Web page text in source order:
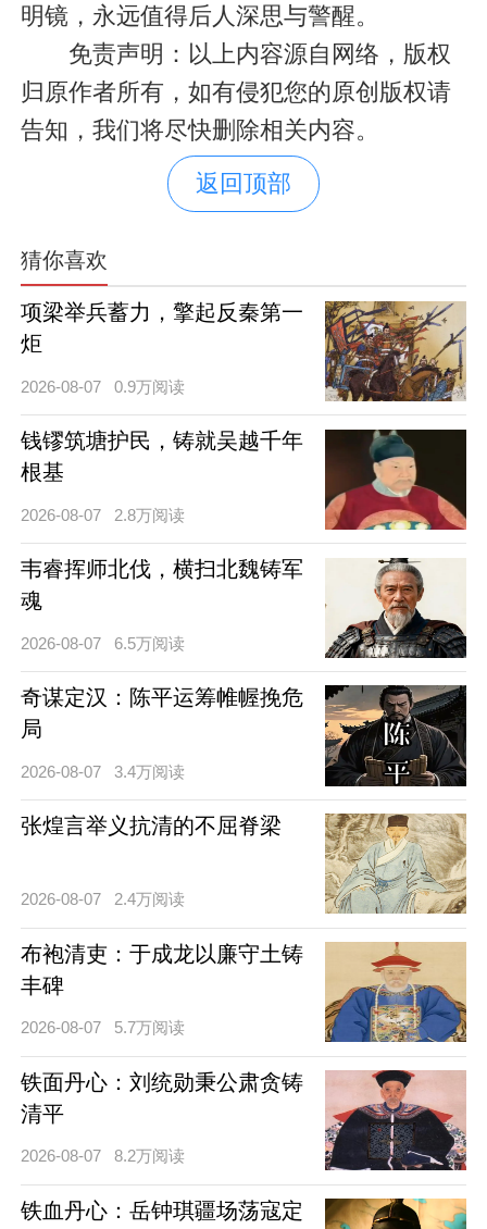
明镜，永远值得后人深思与警醒。
免责声明：以上内容源自网络，版权
归原作者所有，如有侵犯您的原创版权请
告知，我们将尽快删除相关内容。
返回顶部
猜你喜欢
项梁举兵蓄力，擎起反秦第一
炬
2026-08-07 0.9万阅读
钱镠筑塘护民，铸就吴越千年
根基
2026-08-07 2.8万阅读
韦睿挥师北伐，横扫北魏铸军
魂
2026-08-07 6.5万阅读
奇谋定汉：陈平运筹帷幄挽危
局
2026-08-07 3.4万阅读
张煌言举义抗清的不屈脊梁
2026-08-07 2.4万阅读
布袍清吏：于成龙以廉守土铸
丰碑
2026-08-07 5.7万阅读
铁面丹心：刘统勋秉公肃贪铸
清平
2026-08-07 8.2万阅读
铁血丹心：岳钟琪疆场荡寇定